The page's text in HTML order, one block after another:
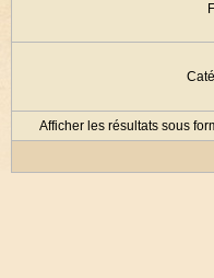
Afficher les résultats sous